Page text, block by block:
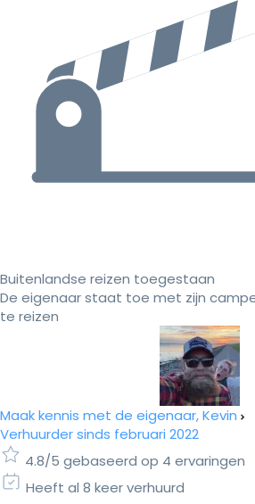
Buitenlandse reizen toegestaan
De eigenaar staat toe met zijn
te reizen
Maak kennis met de eigenaar, Kevin
Verhuurder sinds februari 2022
4.8/5 gebaseerd op 4 ervaringen
Heeft al 8 keer verhuurd